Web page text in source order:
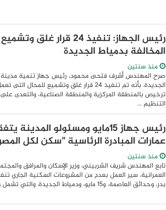
رئيس الجهاز: تنفيذ 24 قرار
المخالفة بدمياط الجديدة
منذ سنتين
صرح المهندس أشرف فتحى محمود، رئيس جهاز تنمية
الجديدة، بأنه تم تنفيذ ٢٤ قرار غلق وتشميع للمحال
ترخيص بالمنطقة المركزية والمنطقة الصناعية، والتعدى
التنظيم ...
رئيس جهاز ١٥مايو ومسئولو المدينة
عمارات المبادرة الرئاسية "سكن لكل
منذ سنتين
تابع المهندس شريف الشربيني، وزير الإسكان والمرافق
العمرانية، سير العمل بعددٍ من المشروعات السكنية الجاري
بدر، وحدائق العاصمة، و15 مايو، ودمياط الجديدة، والتي تشمل وحدات ...